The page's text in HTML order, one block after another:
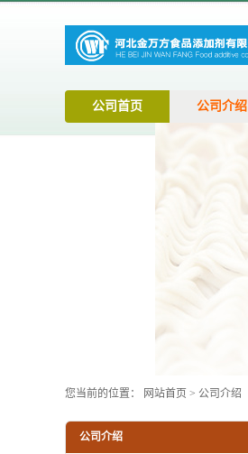
公司首页 公司介绍
您当前的位置： 网站首页 > 公司介绍
公司介绍